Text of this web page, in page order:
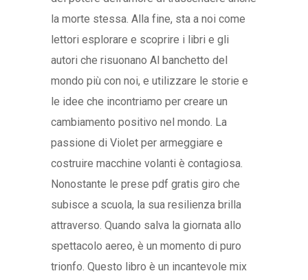
la morte stessa. Alla fine, sta a noi come
lettori esplorare e scoprire i libri e gli
autori che risuonano Al banchetto del
mondo più con noi, e utilizzare le storie e
le idee che incontriamo per creare un
cambiamento positivo nel mondo. La
passione di Violet per armeggiare e
costruire macchine volanti è contagiosa.
Nonostante le prese pdf gratis giro che
subisce a scuola, la sua resilienza brilla
attraverso. Quando salva la giornata allo
spettacolo aereo, è un momento di puro
trionfo. Questo libro è un incantevole mix